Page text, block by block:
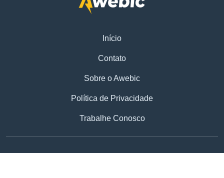
Início
Contato
Sobre o Awebic
Política de Privacidade
Trabalhe Conosco